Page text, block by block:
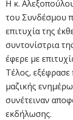
Η κ.
του Συνδέσμου
επιτυχία της
συντονίστρια
έφερε με
Τέλος, εξέφρασε
μαζικής
συνέτειναν
εκδήλωσης.